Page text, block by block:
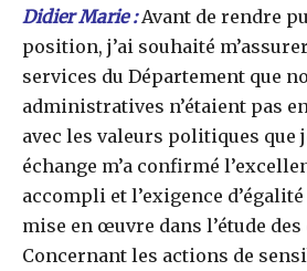
Didier Marie :Avant de rendre
position, j’ai souhaité
services du Département que
administratives n’étaient pas
avec les valeurs politiques que
échange m’a confirmé
accompli et l’exigence
mise en œuvre dans l’étude
Concernant les actions de